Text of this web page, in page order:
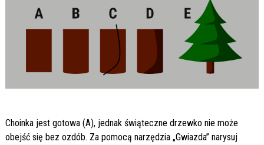
Choinka jest gotowa (A), jednak świąteczne drzewko nie może
obejść się bez ozdób. Za pomocą narzędzia „Gwiazda” narysuj